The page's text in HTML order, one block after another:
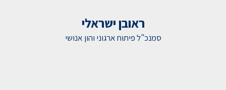
ראובן ישראלי
סמנכ"ל פיתוח ארגוני והון אנושי